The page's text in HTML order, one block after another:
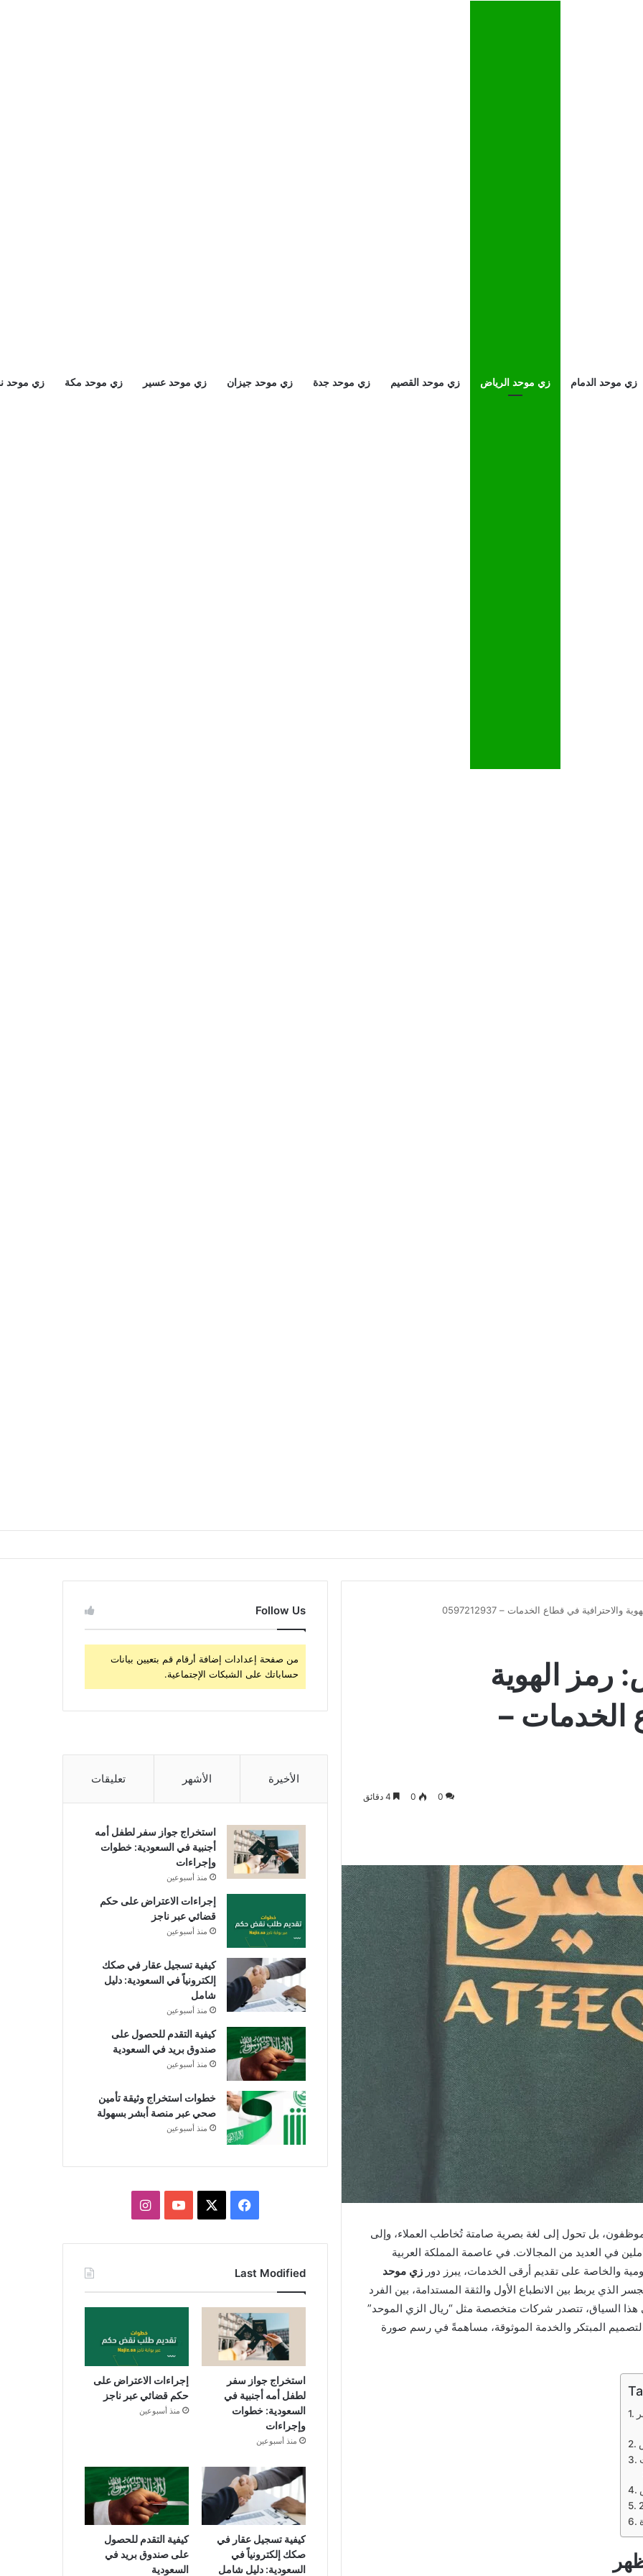
زي موحد الدمام زي موحد الرياض زي موحد القصيم زي موحد جدة زي موحد جيزان زي موحد عسير زي موحد مكة زي موحد
في قطاع الخدمات – 0597212937
رمز الهوية
الخدمات –
0
0
بل تحول إلى لغة بصرية صامتة تُخاطب العملاء، وإلى
في العديد من المجالات. في عاصمة المملكة العربية
والخاصة على تقديم أرقى الخدمات، يبرز دور زي موحد
الذي يربط بين الانطباع الأول والثقة المستدامة، بين الفرد
هذا السياق، تتصدر شركات متخصصة مثل “ريال الزي الموحد”
المبتكر والخدمة الموثوقة، مساهمةً في رسم صورة
Follow Us
من صفحة إعدادات إضافة أرقام قم بتعيين بيانات
حساباتك على الشبكات الإجتماعية.
الأخيرة الأشهر تعليقات
استخراج جواز سفر لطفل أمه
أجنبية في السعودية: خطوات
وإجراءات
منذ أسبوعين
إجراءات الاعتراض على حكم
قضائي عبر ناجز
منذ أسبوعين
كيفية تسجيل عقار في صكك
إلكترونياً في السعودية: دليل
شامل
منذ أسبوعين
كيفية التقدم للحصول على
صندوق بريد في السعودية
منذ أسبوعين
خطوات استخراج وثيقة تأمين
صحي عبر منصة أبشر بسهولة
منذ أسبوعين
فيسبوك يوتيوبانستقرام
Last Modified
استخراج جواز سفر
لطفل أمه أجنبية في
السعودية: خطوات
وإجراءات
منذ أسبوعين
إجراءات الاعتراض على
حكم قضائي عبر ناجز
منذ أسبوعين
كيفية تسجيل عقار في
صكك إلكترونياً في
السعودية: دليل شامل
كيفية التقدم للحصول
على صندوق بريد في
السعودية